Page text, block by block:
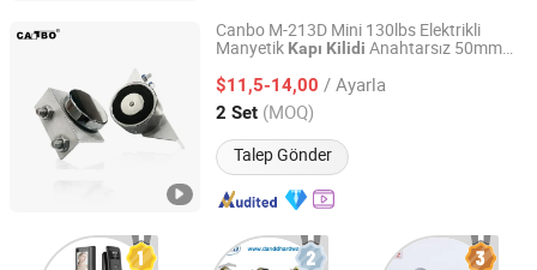
Canbo M-213D Mini 130lbs Elektrikli
Manyetik Kapı Kilidi Anahtarsız 50mm
$11,5-14,00 / Ayarla
2 Set (MOQ)
Talep Gönder
Shenzhen Winfor Canbo Technology Co., Ltd.
Guangdong, China Fiyat 2025